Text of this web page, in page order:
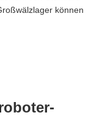
können